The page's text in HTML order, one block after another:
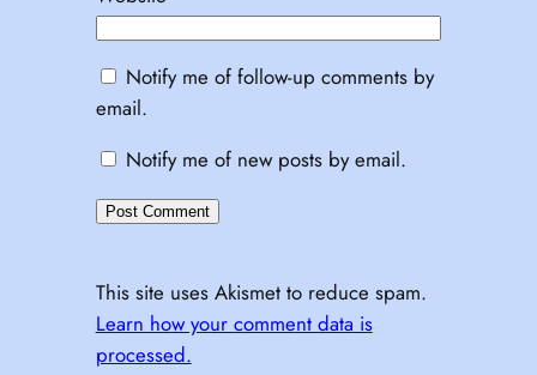
Notify me of follow-up comments by
email.
Notify me of new posts by email.
This site uses Akismet to reduce spam.
Learn how your comment data is
processed.